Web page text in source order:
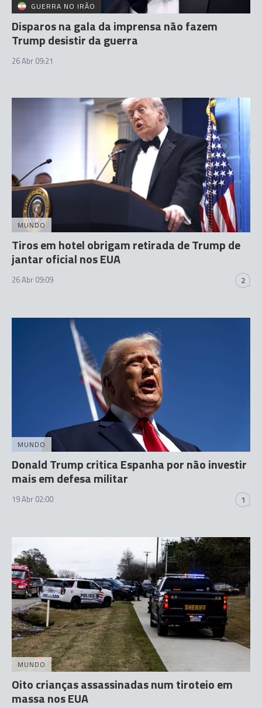
GUERRA NO IRÃO
Disparos na gala da imprensa não fazem
Trump desistir da guerra
26 Abr 09:21
MUNDO
Tiros em hotel obrigam retirada de Trump de
jantar oficial nos EUA
26 Abr 09:09 2
MUNDO
Donald Trump critica Espanha por não investir
mais em defesa militar
19 Abr 02:00 1
MUNDO
Oito crianças assassinadas num tiroteio em
massa nos EUA